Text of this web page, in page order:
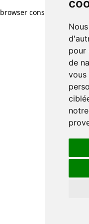
pour
de
vous
browser console for more